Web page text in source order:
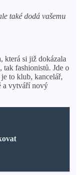
také dodá vašemu
která si již dokázala
tak fashionistů. Jde o
to klub, kancelář,
a vytváří nový